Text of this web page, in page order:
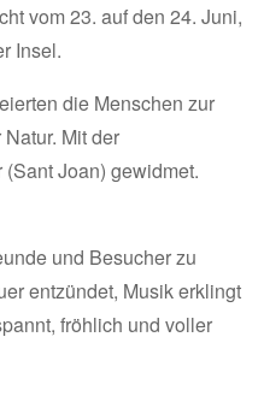
vom 23. auf den 24. Juni,
Insel.
die Menschen zur
Mit der
Joan) gewidmet.
und Besucher zu
entzündet, Musik erklingt
fröhlich und voller